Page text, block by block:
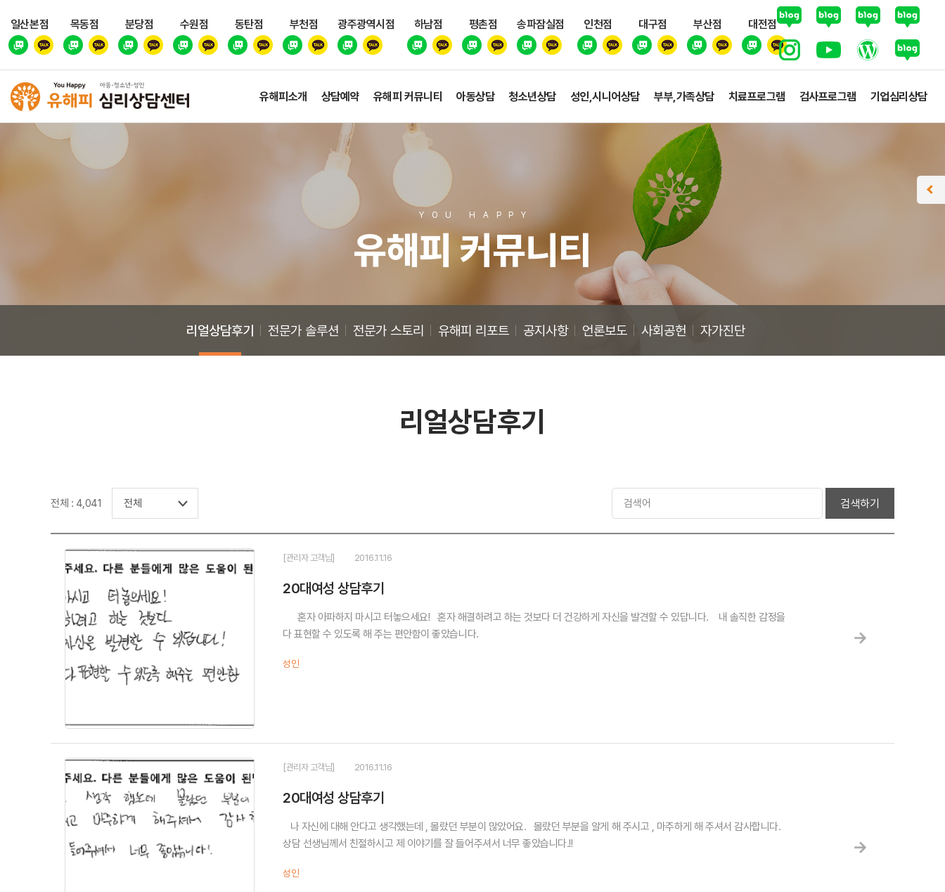
일산본점 목동점 분당점 수원점 동탄점 부천점 광주광역시점 하남점 평촌점 송파잠실점 인천점 대구점 부산점 대전점
유해피소개 상담예약 유해피 커뮤니티 아동상담 청소년상담 성인,시니어상담 부부,가족상담 치료프로그램 검사프로그램 기업심리상담
YOU HAPPY
유해피 커뮤니티
리얼상담후기 전문가 솔루션 전문가 스토리 유해피 리포트 공지사항 언론보도 사회공헌 자가진단
리얼상담후기
전체 : 4,041 검색하기
[관리자 고객님] 2016.11.16
20대여성 상담후기
혼자 아파하지 마시고 터놓으세요! 혼자 해결하려고 하는 것보다 더 건강하게 자신을 발견할 수 있답니다. 내 솔직한 감정을
다 표현할 수 있도록 해 주는 편안함이 좋았습니다.
성인
[관리자 고객님] 2016.11.16
20대여성 상담후기
나 자신에 대해 안다고 생각했는데 , 몰랐던 부분이 많았어요. 몰랐던 부분을 알게 해 주시고 , 마주하게 해 주셔서 감사합니다.
상담 선생님께서 친절하시고 제 이야기를 잘 들어주셔서 너무 좋았습니다.!!
성인